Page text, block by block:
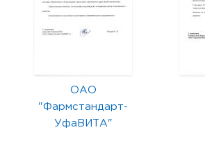
ОАО
"Фармстандарт-
УфаВИТА"